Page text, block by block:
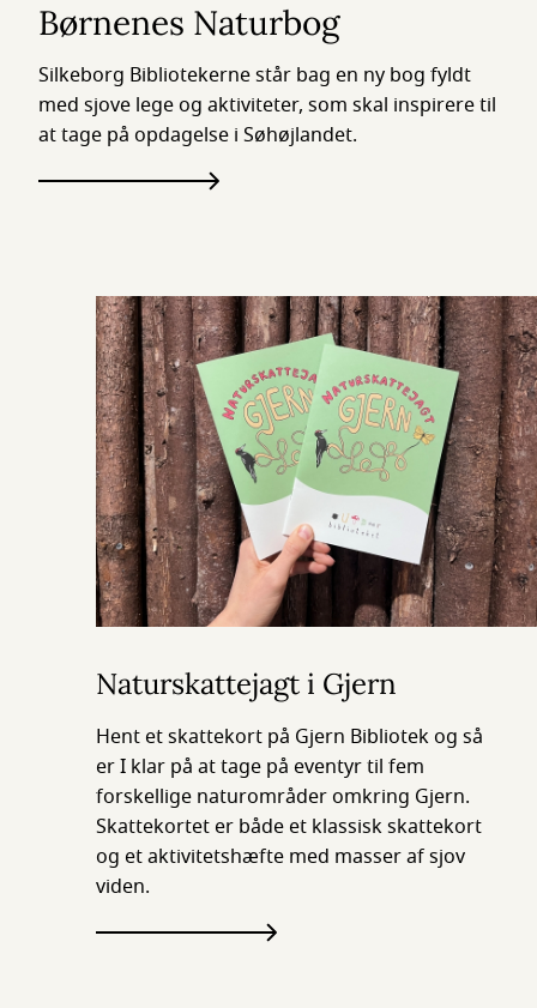
Børnenes Naturbog
Silkeborg Bibliotekerne står bag en ny bog fyldt
med sjove lege og aktiviteter, som skal inspirere til
at tage på opdagelse i Søhøjlandet.
Naturskattejagt i Gjern
Hent et skattekort på Gjern Bibliotek og så
er I klar på at tage på eventyr til fem
forskellige naturområder omkring Gjern.
Skattekortet er både et klassisk skattekort
og et aktivitetshæfte med masser af sjov
viden.